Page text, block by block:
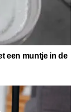
een muntje in de